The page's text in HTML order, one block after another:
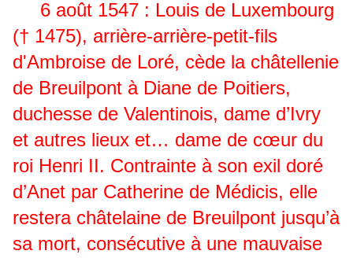
6 août 1547 : Louis de Luxembourg
(† 1475), arrière-arrière-petit-fils
d'Ambroise de Loré, cède la châtellenie
de Breuilpont à Diane de Poitiers,
duchesse de Valentinois, dame d’Ivry
et autres lieux et… dame de cœur du
roi Henri II. Contrainte à son exil doré
d’Anet par Catherine de Médicis, elle
restera châtelaine de Breuilpont jusqu’à
sa mort, consécutive à une mauvaise